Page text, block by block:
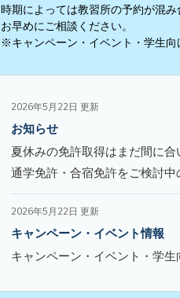
時期によっては教習所の予約が混
お早めにご相談ください。
※キャンペーン・イベント・学生向
2026年5月22日 更新
お知らせ
夏休みの免許取得はまだ間に合
通学免許・合宿免許をご検討中
2026年5月22日 更新
キャンペーン・イベント情報
キャンペーン・イベント・学